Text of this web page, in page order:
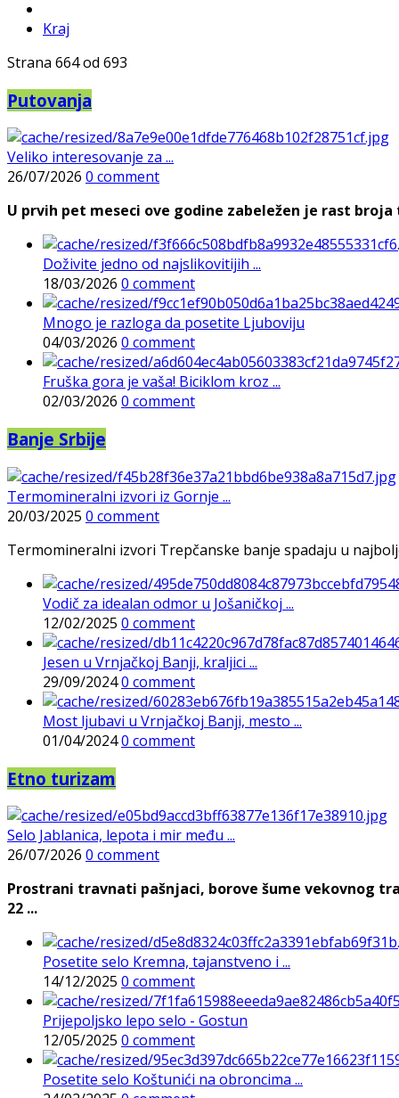
Kraj
Strana 664 od 693
Putovanja
Veliko interesovanje za ...
26/07/2026 0 comment
U prvih pet meseci ove godine zabeležen je rast
Doživite jedno od najslikovitijih ...
18/03/2026 0 comment
Mnogo je razloga da posetite Ljuboviju
04/03/2026 0 comment
Fruška gora je vaša! Biciklom kroz ...
02/03/2026 0 comment
Banje Srbije
Termomineralni izvori iz Gornje ...
20/03/2025 0 comment
Termomineralni izvori Trepčanske banje spadaju u
Vodič za idealan odmor u Jošaničkoj ...
12/02/2025 0 comment
Jesen u Vrnjačkoj Banji, kraljici ...
29/09/20240 comment
Most ljubavi u Vrnjačkoj Banji, mesto ...
01/04/20240 comment
Etno turizam
Selo Jablanica, lepota i mir među ...
26/07/2026 0 comment
Prostrani travnati pašnjaci, borove šume vekovnog
22 ...
Posetite selo Kremna, tajanstveno i ...
14/12/2025 0 comment
Prijepoljsko lepo selo - Gostun
12/05/2025 0 comment
Posetite selo Koštunići na obroncima ...